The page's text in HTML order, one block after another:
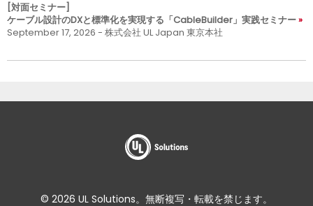
[対面セミナー]
ケーブル設計のDXと標準化を実現する「CableBuilder」実践セミナー
September 17, 2026 - 株式会社 UL Japan 東京本社
© 2026 UL Solutions。無断複写・転載を禁じます。